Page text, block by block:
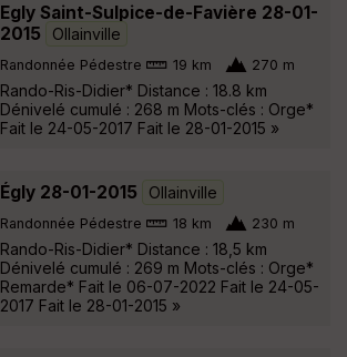
Egly Saint-Sulpice-de-Favière 28-01-
2015
Ollainville
Randonnée Pédestre 19 km 270 m
Rando-Ris-Didier* Distance : 18.8 km
Dénivelé cumulé : 268 m Mots-clés : Orge*
Fait le 24-05-2017 Fait le 28-01-2015 »
Égly 28-01-2015 Ollainville
Randonnée Pédestre 18 km 230 m
Rando-Ris-Didier* Distance : 18,5 km
Dénivelé cumulé : 269 m Mots-clés : Orge*
Remarde* Fait le 06-07-2022 Fait le 24-05-
2017 Fait le 28-01-2015 »